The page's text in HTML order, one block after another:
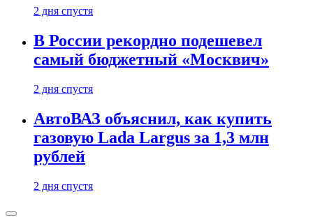
2 дня спустя
В России рекордно подешевел
самый бюджетный «Москвич»
2 дня спустя
АвтоВАЗ объяснил, как купить
газовую Lada Largus за 1,3 млн
рублей
2 дня спустя